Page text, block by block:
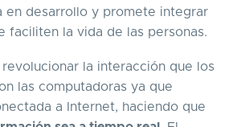
en desarrollo y promete integrar
faciliten la vida de las personas.
la interacción que los
las computadoras ya que
a Internet, haciendo que